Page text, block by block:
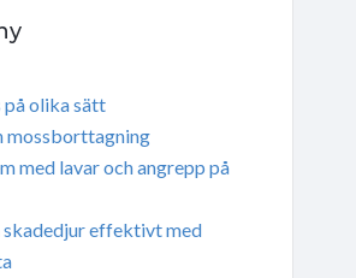
på olika sätt
mossborttagning
med lavar och angrepp på
effektivt med